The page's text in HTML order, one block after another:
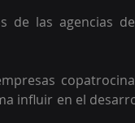
de las agencias
influir en el